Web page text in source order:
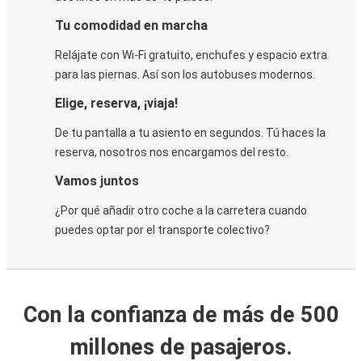
Tu comodidad en marcha
Relájate con Wi-Fi gratuito, enchufes y espacio extra
para las piernas. Así son los autobuses modernos.
Elige, reserva, ¡viaja!
De tu pantalla a tu asiento en segundos. Tú haces la
reserva, nosotros nos encargamos del resto.
Vamos juntos
¿Por qué añadir otro coche a la carretera cuando
puedes optar por el transporte colectivo?
Con la confianza de más de 500
millones de pasajeros.